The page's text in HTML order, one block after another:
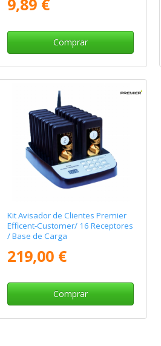
9,89 €
Comprar
Kit Avisador de Clientes Premier
Efficent-Customer/ 16 Receptores
/ Base de Carga
219,00 €
Comprar